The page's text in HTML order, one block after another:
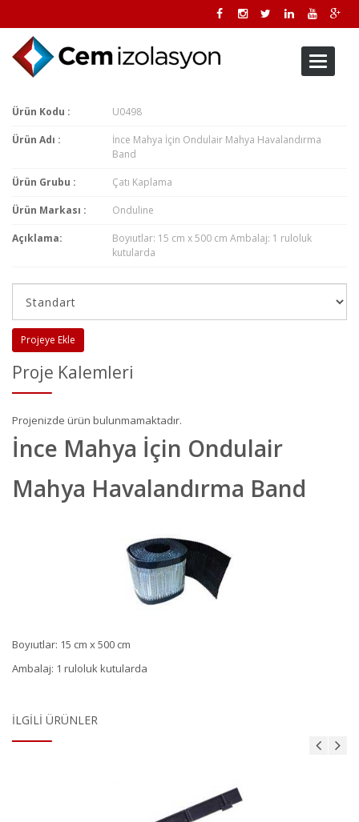
Toggle
Ürün Kodu : U0498
Ürün Adı :
İnce Mahya İçin Ondulair Mahya Havalandırma
Band
Ürün Grubu : Çatı Kaplama
Ürün Markası : Onduline
Açıklama:
Boyıutlar: 15 cm x 500 cm Ambalaj: 1 ruloluk
kutularda
Projeye Ekle
Proje Kalemleri
Projenizde ürün bulunmamaktadır.
İnce Mahya İçin Ondulair
Mahya Havalandırma Band
Boyıutlar: 15 cm x 500 cm
Ambalaj: 1 ruloluk kutularda
İLGILI ÜRÜNLER
AKS 8